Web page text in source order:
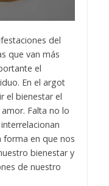
del
que van más
el
En el argot
el bienestar el
Falta no lo
forma en que nos
bienestar y
de nuestro